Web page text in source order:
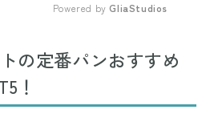
Powered by GliaStudios
の定番パンおすすめ
！